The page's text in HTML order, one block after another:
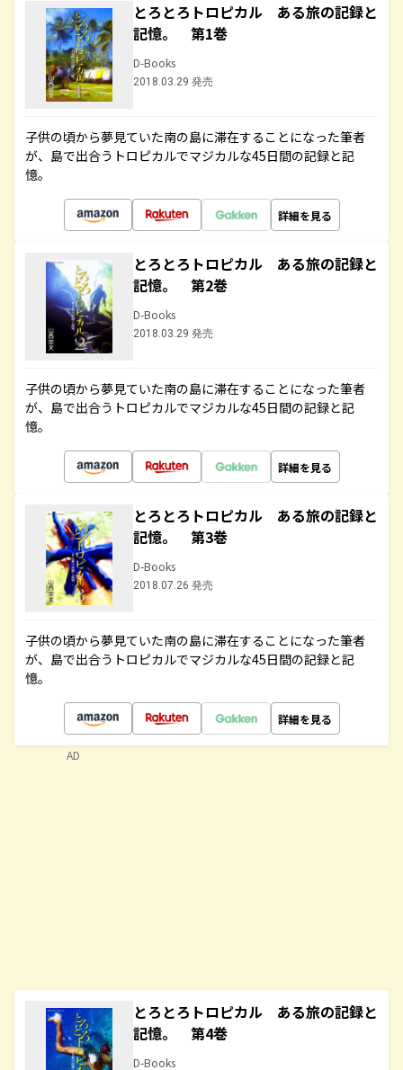
とろとろトロピカル ある旅の記録と
記憶。 第1巻
D-Books
2018.03.29 発売
子供の頃から夢見ていた南の島に滞在することになった筆者
が、島で出合うトロピカルでマジカルな45日間の記録と記
憶。
詳細を見る
とろとろトロピカル ある旅の記録と
記憶。 第2巻
D-Books
2018.03.29 発売
子供の頃から夢見ていた南の島に滞在することになった筆者
が、島で出合うトロピカルでマジカルな45日間の記録と記
憶。
詳細を見る
とろとろトロピカル ある旅の記録と
記憶。 第3巻
D-Books
2018.07.26 発売
子供の頃から夢見ていた南の島に滞在することになった筆者
が、島で出合うトロピカルでマジカルな45日間の記録と記
憶。
詳細を見る
とろとろトロピカル ある旅の記録と
記憶。 第4巻
D-Books
AD